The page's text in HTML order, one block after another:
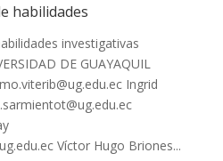
habilidades
investigativas
DE GUAYAQUIL
Ingrid
Víctor Hugo Briones...